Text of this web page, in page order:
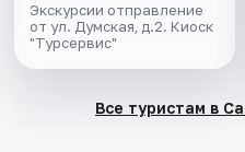
Экскурсии отправление
от ул. Думская, д.2. Киоск
"Турсервис"
Все туристам в